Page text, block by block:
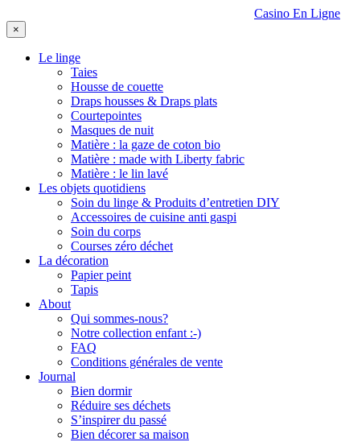
Casino En Ligne
×
Le linge
Taies
Housse de couette
Draps housses & Draps plats
Courtepointes
Masques de nuit
Matière : la gaze de coton bio
Matière : made with Liberty fabric
Matière : le lin lavé
Les objets quotidiens
Soin du linge & Produits d’entretien DIY
Accessoires de cuisine anti gaspi
Soin du corps
Courses zéro déchet
La décoration
Papier peint
Tapis
About
Qui sommes-nous?
Notre collection enfant :-)
FAQ
Conditions générales de vente
Journal
Bien dormir
Réduire ses déchets
S’inspirer du passé
Bien décorer sa maison